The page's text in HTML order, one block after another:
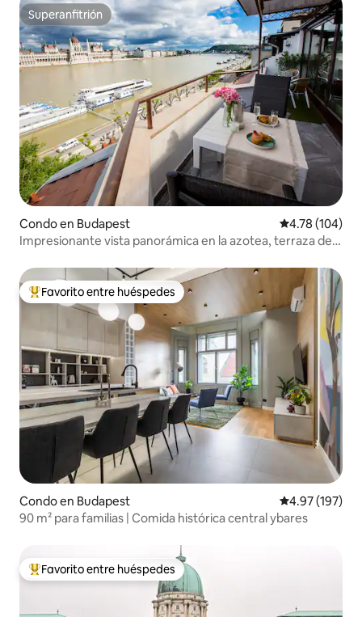
Superanfitrión
Superanfitrión
Condo en Budapest Calificación
4.78 (104)
Impresionante vista panorámica en la azotea, terraza de 3
Favorito entre huéspedes preferido
Favorito entre huéspedes
Condo en Budapest Calificación
4.97 (197)
90 m² para familias | Comida histórica central ybares
Favorito entre huéspedes preferido
Favorito entre huéspedes